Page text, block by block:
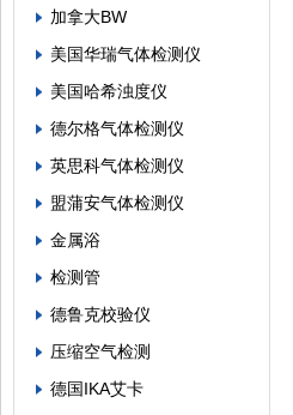
加拿大BW
美国华瑞气体检测仪
美国哈希浊度仪
德尔格气体检测仪
英思科气体检测仪
盟蒲安气体检测仪
金属浴
检测管
德鲁克校验仪
压缩空气检测
德国IKA艾卡